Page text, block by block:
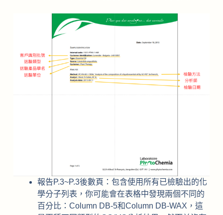
報告P.3~P.3後數頁：包含使用所有已檢驗出的化
學分子列表，你可能會在表格中發現兩個不同的
百分比：Column DB-5和Column DB-WAX，這